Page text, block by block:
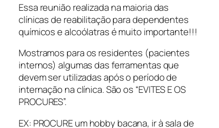
Essa reunião realizada na maioria das
clínicas de reabilitação para dependentes
químicos e alcoólatras é muito importante!!!
Mostramos para os residentes (pacientes
internos) algumas das ferramentas que
devem ser utilizadas após o período de
internação na clínica. São os “EVITES E OS
PROCURES”.
EX: PROCURE um hobby bacana, ir à sala de